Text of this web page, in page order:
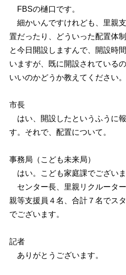
FBSの樋口です。
細かいんですけれども、里親
置だったり、どういった配置体
と今日開設しますんで、開設時
いますが、既に開設されている
いいのかどうか教えてください。
市長
はい、開設したというふうに
す。それで、配置について。
事務局（こども未来局）
はい。こども家庭課でございま
センター長、里親リクルータ
親等支援員４名、合計７名でス
でございます。
記者
ありがとうございます。